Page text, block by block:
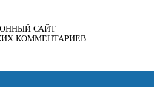
САЙТ
КОММЕНТАРИЕВ